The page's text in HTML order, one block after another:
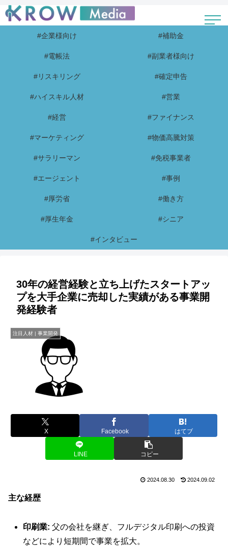
#企業様向け #補助金
#電帳法 #副業者様向け
#リスキリング #確定申告
#ハイスキル人材 #営業
#経営 #ファイナンス
#マーケティング #物価高騰対策
#サラリーマン #免税事業者
#エージェント #事例
#厚労省 #働き方
#厚生年金 #シニア
#インタビュー
30年の経営経験と立ち上げたスタートアッ
プを大手企業に売却した実績がある事業開
発経験者
注目人材 | 事業開発
X Facebook はてブ
LINE コピー
2024.08.30 2024.09.02
主な経歴
印刷業: 父の会社を継ぎ、フルデジタル印刷への投資
などにより短期間で事業を拡大。